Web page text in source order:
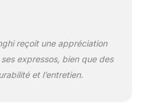
Tige en acier
inoxydable produit 2:
Manche en bois
reçoit une appréciation
expressos, bien que des
et l’entretien.